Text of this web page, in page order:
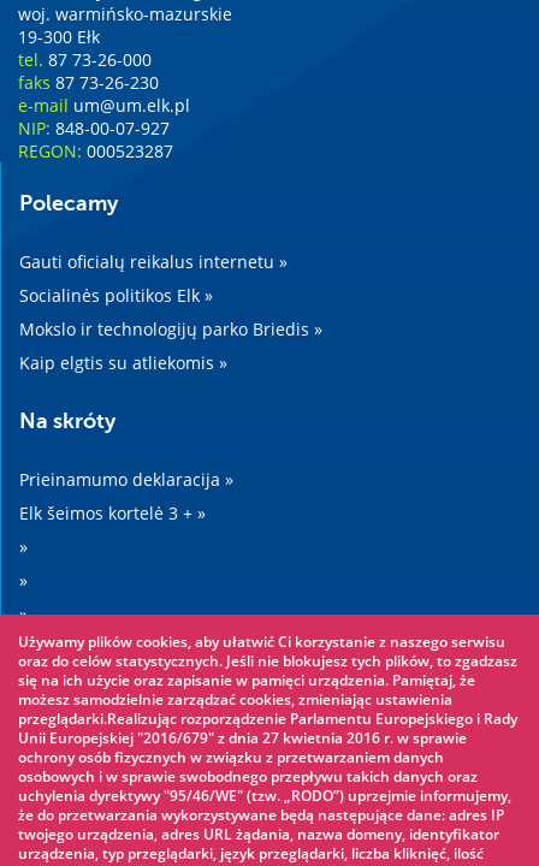
woj. warmińsko-mazurskie
19-300 Ełk
tel. 87 73-26-000
faks 87 73-26-230
e-mail um@um.elk.pl
NIP: 848-00-07-927
REGON: 000523287
Polecamy
Gauti oficialų reikalus internetu »
Socialinės politikos Elk »
Mokslo ir technologijų parko Briedis »
Kaip elgtis su atliekomis »
Na skróty
Prieinamumo deklaracija »
Elk šeimos kortelė 3 + »
»
»
»
»
Warto zobaczyć
Virvių parkas »
Vandens parkas »
Ledo čiuožykla »
Używamy plików cookies, aby ułatwić Ci korzystanie z naszego serwisu
oraz do celów statystycznych. Jeśli nie blokujesz tych plików, to zgadzasz
się na ich użycie oraz zapisanie w pamięci urządzenia. Pamiętaj, że
możesz samodzielnie zarządzać cookies, zmieniając ustawienia
przeglądarki.Realizując rozporządzenie Parlamentu Europejskiego i Rady
Unii Europejskiej "2016/679" z dnia 27 kwietnia 2016 r. w sprawie
ochrony osób fizycznych w związku z przetwarzaniem danych
osobowych i w sprawie swobodnego przepływu takich danych oraz
uchylenia dyrektywy "95/46/WE" (tzw. „RODO”) uprzejmie informujemy,
że do przetwarzania wykorzystywane będą następujące dane: adres IP
twojego urządzenia, adres URL żądania, nazwa domeny, identyfikator
urządzenia, typ przeglądarki, język przeglądarki, liczba kliknięć, ilość